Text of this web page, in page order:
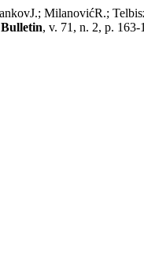
MilanovićR.;
, v. 71, n. 2, p.